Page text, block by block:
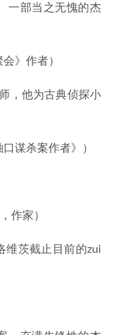
一部当之无愧的杰
》作者）
，他为古典侦探小
谋杀案作者》）
作家）
维茨截止目前的zui